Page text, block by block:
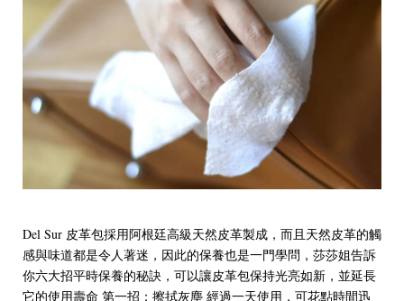
Del Sur 皮革包採用阿根廷高級天然皮革製成，而且天然皮革的觸
感與味道都是令人著迷，因此的保養也是一門學問，莎莎姐告訴
你六大招平時保養的秘訣，可以讓皮革包保持光亮如新，並延長
它的使用壽命 第一招：擦拭灰塵 經過一天使用，可花點時間迅